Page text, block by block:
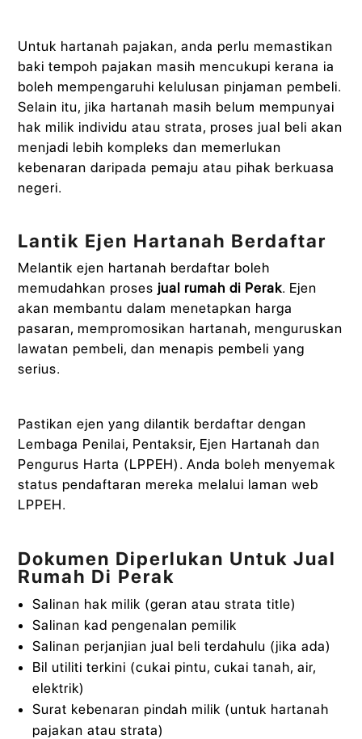
Untuk hartanah pajakan, anda perlu memastikan
baki tempoh pajakan masih mencukupi kerana ia
boleh mempengaruhi kelulusan pinjaman pembeli.
Selain itu, jika hartanah masih belum mempunyai
hak milik individu atau strata, proses jual beli akan
menjadi lebih kompleks dan memerlukan
kebenaran daripada pemaju atau pihak berkuasa
negeri.
Lantik Ejen Hartanah Berdaftar
Melantik ejen hartanah berdaftar boleh
memudahkan proses jual rumah di Perak. Ejen
akan membantu dalam menetapkan harga
pasaran, mempromosikan hartanah, menguruskan
lawatan pembeli, dan menapis pembeli yang
serius.
Pastikan ejen yang dilantik berdaftar dengan
Lembaga Penilai, Pentaksir, Ejen Hartanah dan
Pengurus Harta (LPPEH). Anda boleh menyemak
status pendaftaran mereka melalui laman web
LPPEH.
Dokumen Diperlukan Untuk Jual
Rumah Di Perak
Salinan hak milik (geran atau strata title)
Salinan kad pengenalan pemilik
Salinan perjanjian jual beli terdahulu (jika ada)
Bil utiliti terkini (cukai pintu, cukai tanah, air,
elektrik)
Surat kebenaran pindah milik (untuk hartanah
pajakan atau strata)